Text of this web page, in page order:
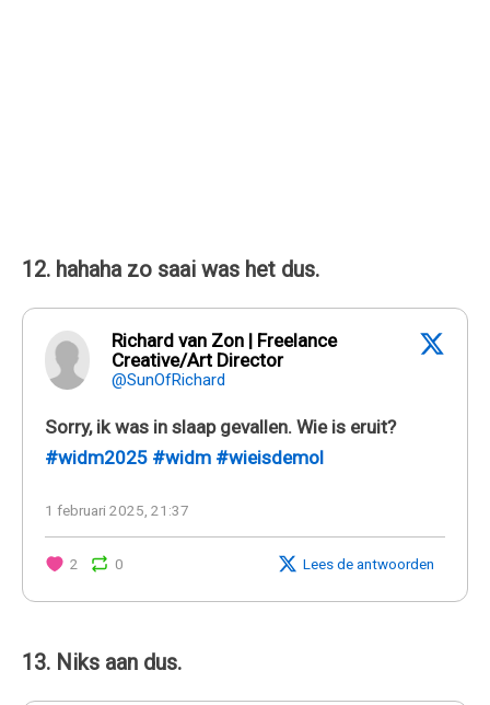
12. hahaha zo saai was het dus.
Richard van Zon | Freelance
Creative/Art Director
@SunOfRichard
Sorry, ik was in slaap gevallen. Wie is eruit?
#widm2025 #widm #wieisdemol
1 februari 2025, 21:37
2 0 Lees de antwoorden
13. Niks aan dus.